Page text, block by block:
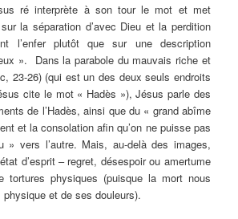
ré interprète à son tour le mot et met
la séparation d’avec Dieu et la perdition
l’enfer plutôt que sur une description
». Dans la parabole du mauvais riche et
23-26) (qui est un des deux seuls endroits
cite le mot « Hadès »), Jésus parle des
de l’Hadès, ainsi que du « grand abîme
et la consolation afin qu’on ne puisse pas
» vers l’autre. Mais, au-delà des images,
d’esprit – regret, désespoir ou amertume
physiques (puisque la mort nous
et de ses douleurs).